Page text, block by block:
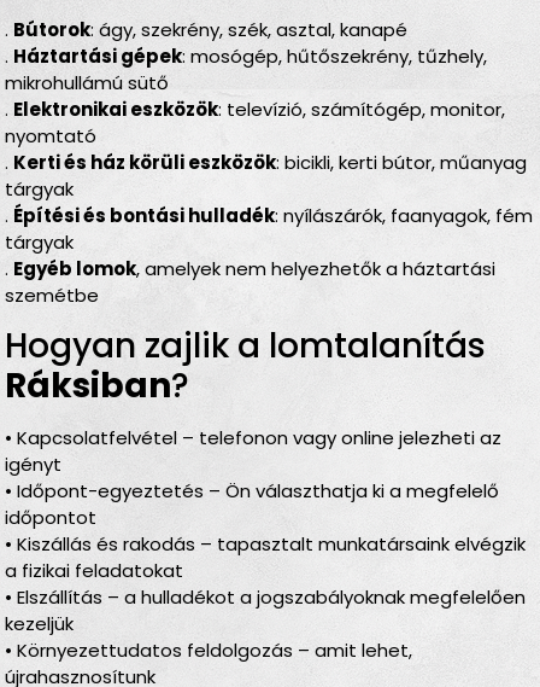
. Bútorok: ágy, szekrény, szék, asztal, kanapé
. Háztartási gépek: mosógép, hűtőszekrény, tűzhely,
mikrohullámú sütő
. Elektronikai eszközök: televízió, számítógép, monitor,
nyomtató
. Kerti és ház körüli eszközök: bicikli, kerti bútor, műanyag
tárgyak
. Építési és bontási hulladék: nyílászárók, faanyagok, fém
tárgyak
. Egyéb lomok, amelyek nem helyezhetők a háztartási
szemétbe
Hogyan zajlik a lomtalanítás
Ráksiban?
• Kapcsolatfelvétel – telefonon vagy online jelezheti az
igényt
• Időpont-egyeztetés – Ön választhatja ki a megfelelő
időpontot
• Kiszállás és rakodás – tapasztalt munkatársaink elvégzik
a fizikai feladatokat
• Elszállítás – a hulladékot a jogszabályoknak megfelelően
kezeljük
• Környezettudatos feldolgozás – amit lehet,
újrahasznosítunk